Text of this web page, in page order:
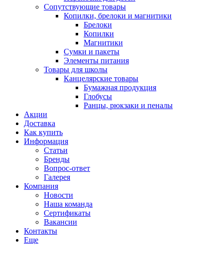
Сопутствующие товары
Копилки, брелоки и магнитики
Брелоки
Копилки
Магнитики
Сумки и пакеты
Элементы питания
Товары для школы
Канцелярские товары
Бумажная продукция
Глобусы
Ранцы, рюкзаки и пеналы
Акции
Доставка
Как купить
Информация
Статьи
Бренды
Вопрос-ответ
Галерея
Компания
Новости
Наша команда
Сертификаты
Вакансии
Контакты
Еще